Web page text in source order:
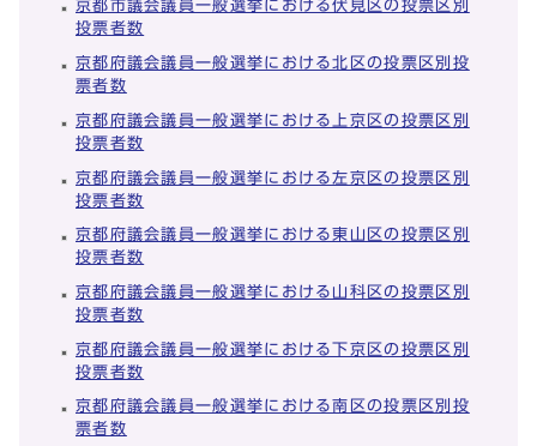
京都市議会議員一般選挙における伏見区の投票区別
投票者数
京都府議会議員一般選挙における北区の投票区別投
票者数
京都府議会議員一般選挙における上京区の投票区別
投票者数
京都府議会議員一般選挙における左京区の投票区別
投票者数
京都府議会議員一般選挙における東山区の投票区別
投票者数
京都府議会議員一般選挙における山科区の投票区別
投票者数
京都府議会議員一般選挙における下京区の投票区別
投票者数
京都府議会議員一般選挙における南区の投票区別投
票者数